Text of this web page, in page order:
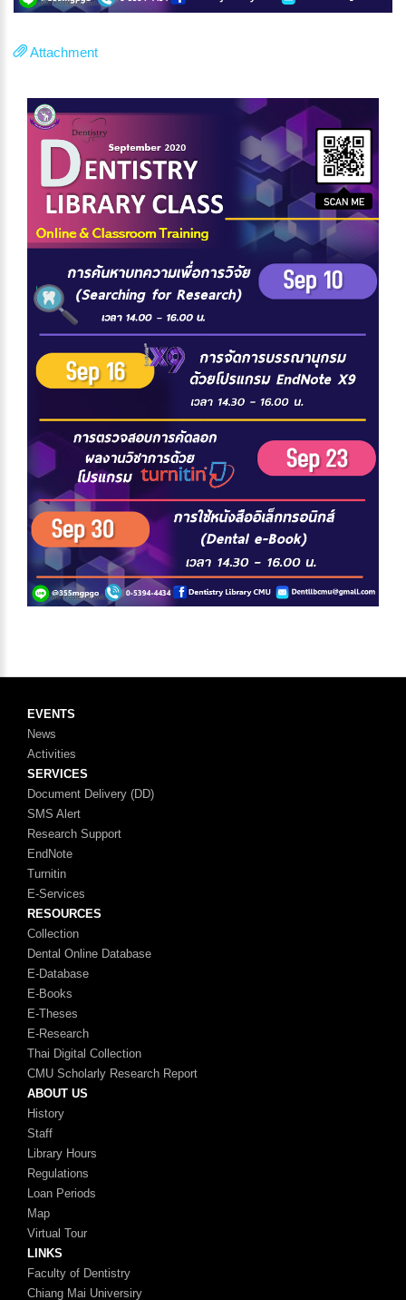
Attachment
EVENTS
News
Activities
SERVICES
Document Delivery (DD)
SMS Alert
Research Support
EndNote
Turnitin
E-Services
RESOURCES
Collection
Dental Online Database
E-Database
E-Books
E-Theses
E-Research
Thai Digital Collection
CMU Scholarly Research Report
ABOUT US
History
Staff
Library Hours
Regulations
Loan Periods
Map
Virtual Tour
LINKS
Faculty of Dentistry
Chiang Mai Universiry